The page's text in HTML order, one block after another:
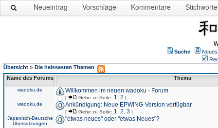
Neueintrag Vorschläge Kommentare Stichworte
Suche
Übersicht » Die heissesten Themen
Name des Forums
Thema
wadoku.de Willkommen im neuen wadoku - Forum
[ Gehe zu Seite: 1 2 ]
wadoku.de
Ankündigung: Neue EPWING-Version verfügbar
[ Gehe zu Seite: 1 2 3 ]
Japanisch-Deutsche
Übersetzungen
"etwas neues" oder "etwas Neues"?